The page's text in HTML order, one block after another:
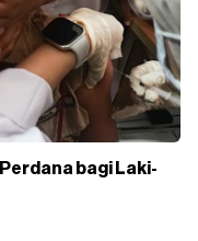
bagi Laki-